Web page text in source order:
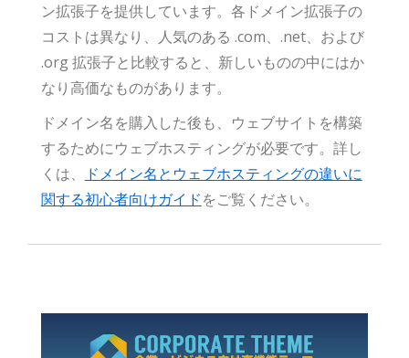
ン拡張子を提供しています。各ドメイン拡張子の
コストは異なり、人気のある .com、.net、および
.org 拡張子と比較すると、新しいものの中にはか
なり高価なものがあります。
ドメイン名を購入した後も、ウェブサイトを構築
するためにウェブホスティングが必要です。詳し
くは、
ドメイン名とウェブホスティングの違いに
関する初心者向けガイドをご覧ください。